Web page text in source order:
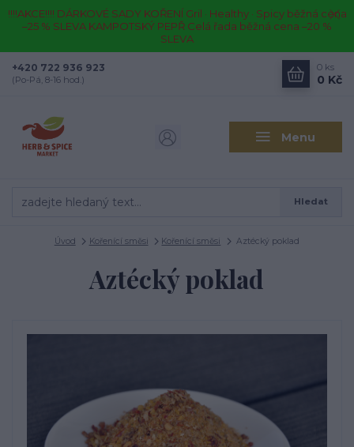
!!!!AKCE!!!! DÁRKOVÉ SADY KOŘENÍ Gril · Healthy · Spicy běžná cena
–25 % SLEVA KAMPOTSKÝ PEPŘ Celá řada běžná cena –20 %
SLEVA
Menu
Hledat
+420 722 936 923
(Po-Pá, 8-16 hod.)
0 ks
0 Kč
Úvod Kořenící směsi Kořenící směsi Aztécký poklad
Aztécký poklad